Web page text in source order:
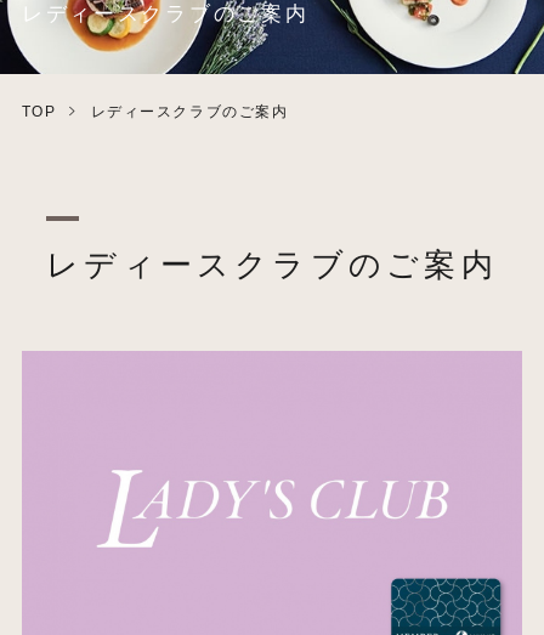
レディースクラブのご案内
TOP レディースクラブのご案内
レディースクラブのご案内